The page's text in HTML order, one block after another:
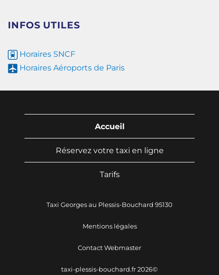
INFOS UTILES
Horaires SNCF
Horaires Aéroports de Paris
Accueil
Réservez votre taxi en ligne
Tarifs
Taxi Georges au Plessis-Bouchard 95130
Mentions légales
Contact Webmaster
taxi-plessis-bouchard.fr 2026©